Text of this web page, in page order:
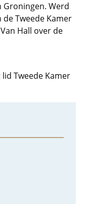
Werd
Tweede Kamer
Hall over de
Tweede Kamer